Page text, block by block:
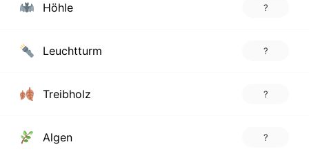
Höhle ?
Leuchtturm ?
Treibholz ?
Algen ?